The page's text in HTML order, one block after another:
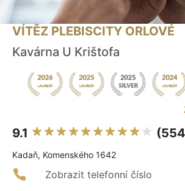
VÍTĚZ PLEBISCITY ORLOVÉ
Kavárna U Krištofa
9.1
Kadaň, Komenského 1642
Zobrazit telefonní číslo